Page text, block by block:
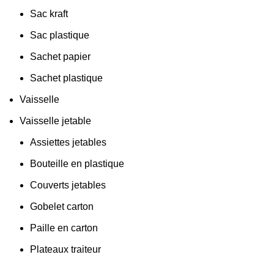
Sac kraft
Sac plastique
Sachet papier
Sachet plastique
Vaisselle
Vaisselle jetable
Assiettes jetables
Bouteille en plastique
Couverts jetables
Gobelet carton
Paille en carton
Plateaux traiteur